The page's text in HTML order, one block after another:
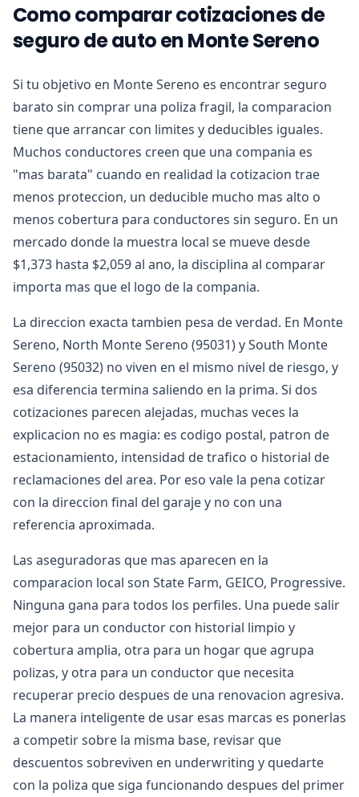
Como comparar cotizaciones de
seguro de auto en Monte Sereno
Si tu objetivo en Monte Sereno es encontrar seguro
barato sin comprar una poliza fragil, la comparacion
tiene que arrancar con limites y deducibles iguales.
Muchos conductores creen que una compania es
"mas barata" cuando en realidad la cotizacion trae
menos proteccion, un deducible mucho mas alto o
menos cobertura para conductores sin seguro. En un
mercado donde la muestra local se mueve desde
$1,373 hasta $2,059 al ano, la disciplina al comparar
importa mas que el logo de la compania.
La direccion exacta tambien pesa de verdad. En Monte
Sereno, North Monte Sereno (95031) y South Monte
Sereno (95032) no viven en el mismo nivel de riesgo, y
esa diferencia termina saliendo en la prima. Si dos
cotizaciones parecen alejadas, muchas veces la
explicacion no es magia: es codigo postal, patron de
estacionamiento, intensidad de trafico o historial de
reclamaciones del area. Por eso vale la pena cotizar
con la direccion final del garaje y no con una
referencia aproximada.
Las aseguradoras que mas aparecen en la
comparacion local son State Farm, GEICO, Progressive.
Ninguna gana para todos los perfiles. Una puede salir
mejor para un conductor con historial limpio y
cobertura amplia, otra para un hogar que agrupa
polizas, y otra para un conductor que necesita
recuperar precio despues de una renovacion agresiva.
La manera inteligente de usar esas marcas es ponerlas
a competir sobre la misma base, revisar que
descuentos sobreviven en underwriting y quedarte
con la poliza que siga funcionando despues del primer